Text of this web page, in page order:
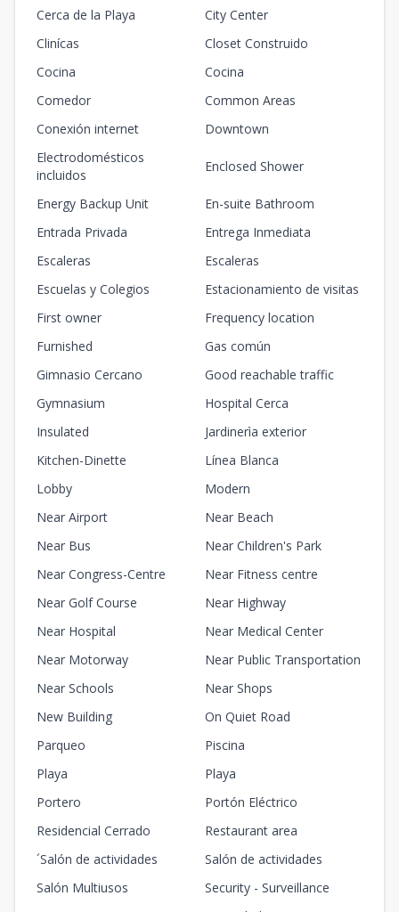
Cerca de la Playa
City Center
Clinícas
Closet Construido
Cocina
Cocina
Comedor
Common Areas
Conexión internet
Downtown
Electrodomésticos
incluidos
Enclosed Shower
Energy Backup Unit
En-suite Bathroom
Entrada Privada
Entrega Inmediata
Escaleras
Escaleras
Escuelas y Colegios
Estacionamiento de visitas
First owner
Frequency location
Furnished
Gas común
Gimnasio Cercano
Good reachable traffic
Gymnasium
Hospital Cerca
Insulated
Jardinerìa exterior
Kitchen-Dinette
Línea Blanca
Lobby
Modern
Near Airport
Near Beach
Near Bus
Near Children's Park
Near Congress-Centre
Near Fitness centre
Near Golf Course
Near Highway
Near Hospital
Near Medical Center
Near Motorway
Near Public Transportation
Near Schools
Near Shops
New Building
On Quiet Road
Parqueo
Piscina
Playa
Playa
Portero
Portón Eléctrico
Residencial Cerrado
Restaurant area
´Salón de actividades
Salón de actividades
Salón Multiusos
Security - Surveillance